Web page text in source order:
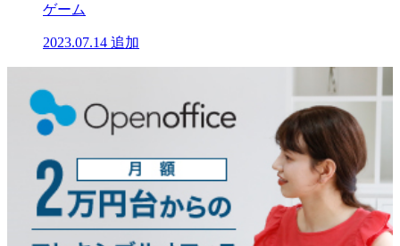
ゲーム
2023.07.14 追加